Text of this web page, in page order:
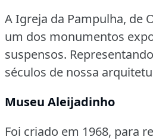
A Igreja da Pampulha, de
um dos monumentos
suspensos.
séculos de nossa
Museu Aleijadinho
Foi criado em 1968, para